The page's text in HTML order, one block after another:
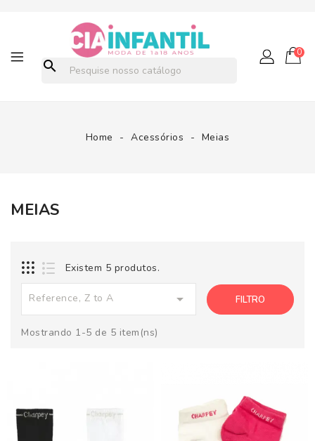
search
0
Home Acessórios Meias
MEIAS
Existem 5 produtos.
Reference, Z to A  FILTRO
Mostrando 1-5 de 5 item(ns)